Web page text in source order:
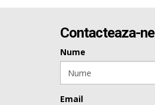
Contacteaza-ne
Nume
Email